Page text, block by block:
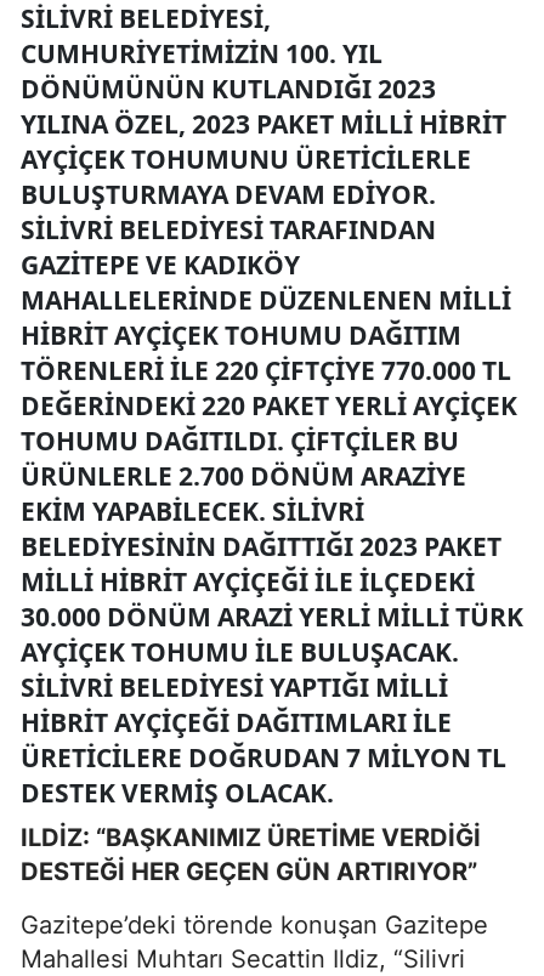
SILIVRI BELEDIYESI,
CUMHURIYETIMIZIN 100. YIL
DÖNÜMÜNÜN KUTLANDIĞI 2023
YILINA ÖZEL, 2023 PAKET MILLI HIBRIT
AYÇIÇEK TOHUMUNU ÜRETICILERLE
BULUŞTURMAYA DEVAM EDIYOR.
SILIVRI BELEDIYESI TARAFINDAN
GAZITEPE VE KADIKÖY
MAHALLELERINDE DÜZENLENEN MILLI
HIBRIT AYÇIÇEK TOHUMU DAĞITIM
TÖRENLERI ILE 220 ÇIFTÇIYE 770.000 TL
DEĞERINDEKI 220 PAKET YERLI AYÇIÇEK
TOHUMU DAĞITILDI. ÇIFTÇILER BU
ÜRÜNLERLE 2.700 DÖNÜM ARAZIYE
EKIM YAPABILECEK. SILIVRI
BELEDIYESININ DAĞITTIĞI 2023 PAKET
MILLI HIBRIT AYÇIÇEĞI ILE ILÇEDEKI
30.000 DÖNÜM ARAZI YERLI MILLI TÜRK
AYÇIÇEK TOHUMU ILE BULUŞACAK.
SILIVRI BELEDIYESI YAPTIĞI MILLI
HIBRIT AYÇIÇEĞI DAĞITIMLARI ILE
ÜRETICILERE DOĞRUDAN 7 MILYON TL
DESTEK VERMIŞ OLACAK.
ILDİZ: “BAŞKANIMIZ ÜRETİME VERDİĞİ
DESTEĞİ HER GEÇEN GÜN ARTIRIYOR”
Gazitepe’deki törende konuşan Gazitepe
Mahallesi Muhtarı Secattin Ildiz, “Silivri